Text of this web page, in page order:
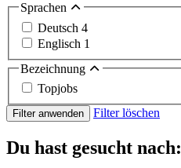
Sprachen
Deutsch 4
Englisch 1
Bezeichnung
Topjobs
Filter anwenden Filter löschen
Du hast gesucht nach: